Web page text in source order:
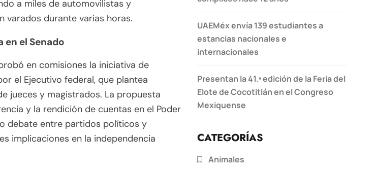
a miles de automovilistas y
varados durante varias horas.
en el Senado
en comisiones la iniciativa de
el Ejecutivo federal, que plantea
jueces y magistrados. La propuesta
y la rendición de cuentas en el Poder
debate entre partidos políticos y
implicaciones en la independencia
UAEMéx envía 139 estudiantes a
estancias nacionales e
internacionales
Presentan la 41.ª edición de la Feria del
Elote de Cocotitlán en el Congreso
Mexiquense
CATEGORÍAS
Animales